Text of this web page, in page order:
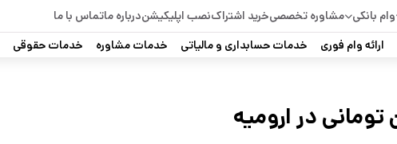
وام بانکی مشاوره تخصصیخرید اشتراکنصب اپلیکیشندرباره ماتماس با ما
ارائه وام فوری خدمات حسابداری و مالیاتی خدمات مشاوره خدمات حقوقی